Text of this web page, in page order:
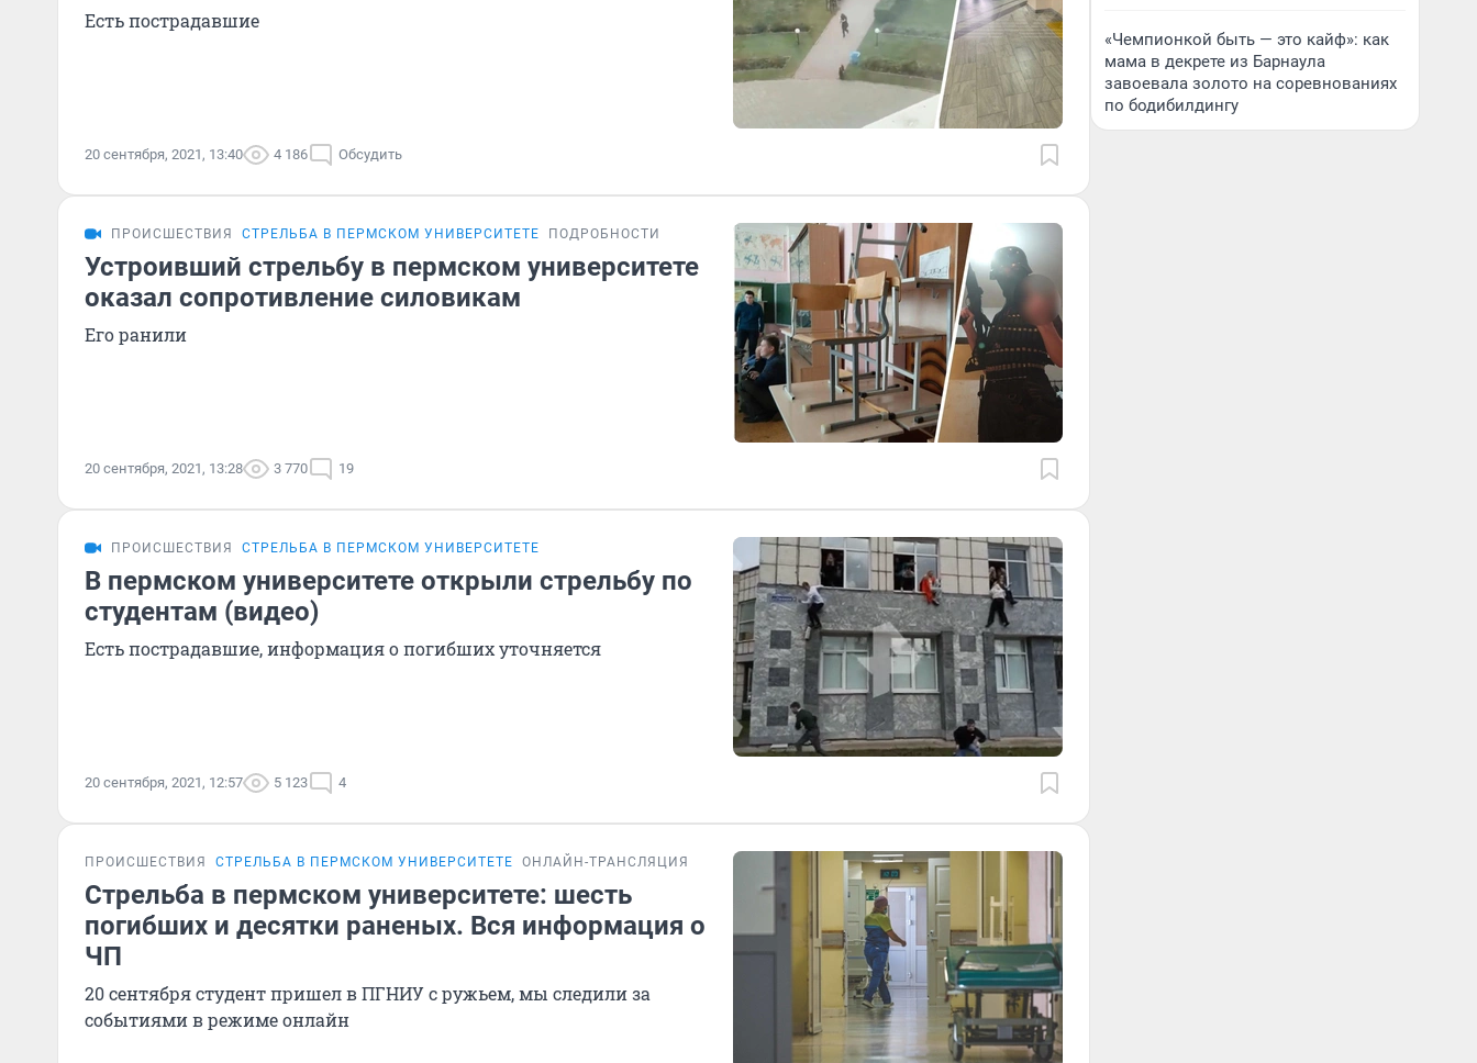
Есть пострадавшие
20 сентября, 2021, 13:40 4 186 Обсудить
ПРОИСШЕСТВИЯ СТРЕЛЬБА В ПЕРМСКОМ УНИВЕРСИТЕТЕ ПОДРОБНОСТИ
Устроивший стрельбу в пермском университете
оказал сопротивление силовикам
Его ранили
20 сентября, 2021, 13:28 3 770 19
ПРОИСШЕСТВИЯ СТРЕЛЬБА В ПЕРМСКОМ УНИВЕРСИТЕТЕ
В пермском университете открыли стрельбу по
студентам (видео)
Есть пострадавшие, информация о погибших уточняется
20 сентября, 2021, 12:57 5 123 4
ПРОИСШЕСТВИЯ СТРЕЛЬБА В ПЕРМСКОМ УНИВЕРСИТЕТЕ ОНЛАЙН-ТРАНСЛЯЦИЯ
Стрельба в пермском университете: шесть
погибших и десятки раненых. Вся информация о
ЧП
20 сентября студент пришел в ПГНИУ с ружьем, мы следили за
событиями в режиме онлайн
«Чемпионкой быть — это кайф»: как
мама в декрете из Барнаула
завоевала золото на соревнованиях
по бодибилдингу